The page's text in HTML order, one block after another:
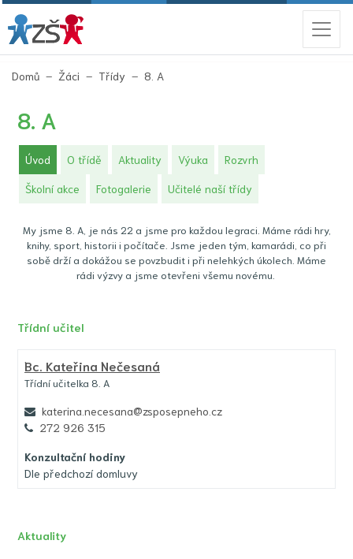
Domů Žáci Třídy 8. A
8. A
Úvod (aktuální)
O třídě Aktuality Výuka Rozvrh
Školní akce Fotogalerie Učitelé naší třídy
My jsme 8. A, je nás 22 a jsme pro každou legraci. Máme rádi hry,
knihy, sport, historii i počítače. Jsme jeden tým, kamarádi, co při
sobě drží a dokážou se povzbudit i při nelehkých úkolech. Máme
rádi výzvy a jsme otevřeni všemu novému.
Třídní učitel
Bc. Kateřina Nečesaná
Třídní učitelka 8. A
katerina.necesana@zsposepneho.cz
272 926 315
Konzultační hodiny
Dle předchozí domluvy
Aktuality